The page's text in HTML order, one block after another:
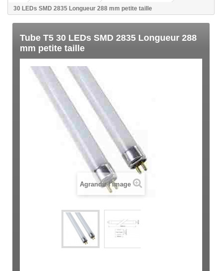
30 LEDs SMD 2835 Longueur 288 mm petite taille
Tube T5 30 LEDs SMD 2835 Longueur 288
mm petite taille
Agrandir l'image